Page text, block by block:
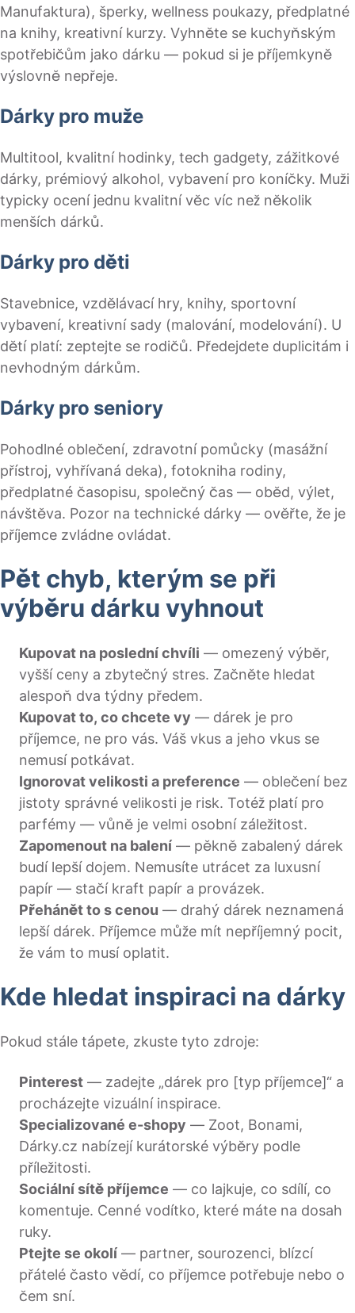
Manufaktura), šperky, wellness poukazy, předplatné
na knihy, kreativní kurzy. Vyhněte se kuchyňským
spotřebičům jako dárku — pokud si je příjemkyně
výslovně nepřeje.
Dárky pro muže
Multitool, kvalitní hodinky, tech gadgety, zážitkové
dárky, prémiový alkohol, vybavení pro koníčky. Muži
typicky ocení jednu kvalitní věc víc než několik
menších dárků.
Dárky pro děti
Stavebnice, vzdělávací hry, knihy, sportovní
vybavení, kreativní sady (malování, modelování). U
dětí platí: zeptejte se rodičů. Předejdete duplicitám i
nevhodným dárkům.
Dárky pro seniory
Pohodlné oblečení, zdravotní pomůcky (masážní
přístroj, vyhřívaná deka), fotokniha rodiny,
předplatné časopisu, společný čas — oběd, výlet,
návštěva. Pozor na technické dárky — ověřte, že je
příjemce zvládne ovládat.
Pět chyb, kterým se při
výběru dárku vyhnout
Kupovat na poslední chvíli — omezený výběr,
vyšší ceny a zbytečný stres. Začněte hledat
alespoň dva týdny předem.
Kupovat to, co chcete vy — dárek je pro
příjemce, ne pro vás. Váš vkus a jeho vkus se
nemusí potkávat.
Ignorovat velikosti a preference — oblečení bez
jistoty správné velikosti je risk. Totéž platí pro
parfémy — vůně je velmi osobní záležitost.
Zapomenout na balení — pěkně zabalený dárek
budí lepší dojem. Nemusíte utrácet za luxusní
papír — stačí kraft papír a provázek.
Přehánět to s cenou — drahý dárek neznamená
lepší dárek. Příjemce může mít nepříjemný pocit,
že vám to musí oplatit.
Kde hledat inspiraci na dárky
Pokud stále tápete, zkuste tyto zdroje:
Pinterest — zadejte „dárek pro [typ příjemce]“ a
procházejte vizuální inspirace.
Specializované e-shopy — Zoot, Bonami,
Dárky.cz nabízejí kurátorské výběry podle
příležitosti.
Sociální sítě příjemce — co lajkuje, co sdílí, co
komentuje. Cenné vodítko, které máte na dosah
ruky.
Ptejte se okolí — partner, sourozenci, blízcí
přátelé často vědí, co příjemce potřebuje nebo o
čem sní.